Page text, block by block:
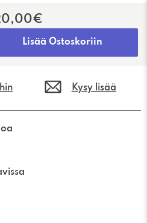
Lisää Ostoskoriin
Kysy lisää